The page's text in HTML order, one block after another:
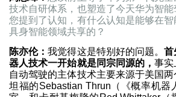
技术自研体系，也塑造了今天华为智能
您提到了认知，有什么认知是能够在
具身智能领域共享的？
陈亦伦：我觉得这是特别好的问题。首
器人技术一开始就是同宗同源的，事实
自动驾驶的主体技术主要来源于美国
坦福的Sebastian Thrun（《概率机器